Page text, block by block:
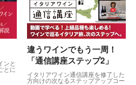
ンと
とに
違うワインでもう一周！
「通信講座ステップ2」
イタリアワイン通信講座を修了した
方向けの次なるステップアップコー